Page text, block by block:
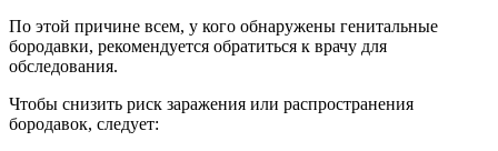
По этой причине всем, у кого обнаружены генитальные
бородавки, рекомендуется обратиться к врачу для
обследования.
Чтобы снизить риск заражения или распространения
бородавок, следует: